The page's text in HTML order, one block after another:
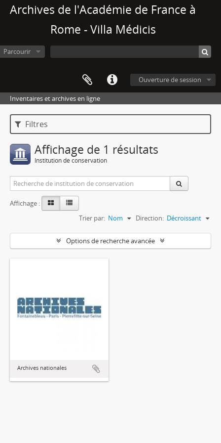
Archives de l'Académie de France à
Rome - Villa Médicis
Parcourir
Ouverture de session
Inventaires et archives en ligne
Filtres
Affichage de 1 résultats
Institution de conservation
Affichage :
Trier par: Nom Direction: Décroissant
Options de recherche avancée
Archives nationales